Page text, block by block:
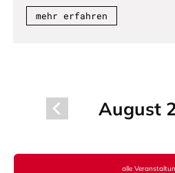
mehr erfahren
August
alle